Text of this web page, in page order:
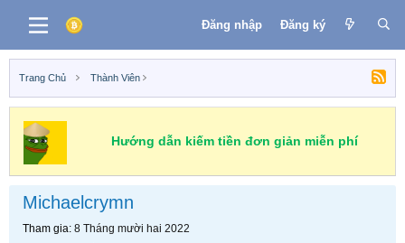
Đăng nhập Đăng ký
Trang Chủ Thành Viên
Hướng dẫn kiếm tiền đơn giản miễn phí
Michaelcrymn
Tham gia 8 Tháng mười hai 2022